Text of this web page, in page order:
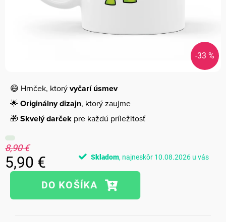
-33 %
😄 Hrnček, ktorývyčarí úsmev
🌟 Originálny dizajn, ktorý zaujme
🎁 Skvelý darček pre každú príležitosť
8,90 €
5,90 €
Jednotková
Skladom 10.08.2026